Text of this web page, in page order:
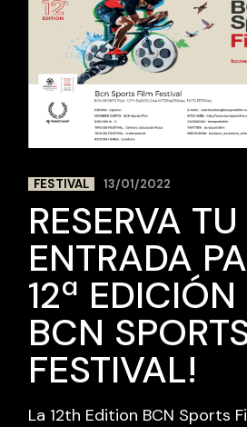
FESTIVAL 13/01/2022
RESERVA TU
ENTRADA
12ª EDICIÓN
BCN
FESTIVAL!
La 12th Edition BCN Sports